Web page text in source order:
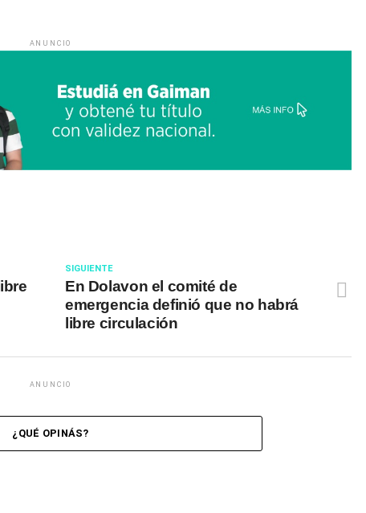
ANUNCIO
SIGUIENTE
En Dolavon el comité de
emergencia definió que no habrá
libre circulación
ANUNCIO
¿QUÉ OPINÁS?